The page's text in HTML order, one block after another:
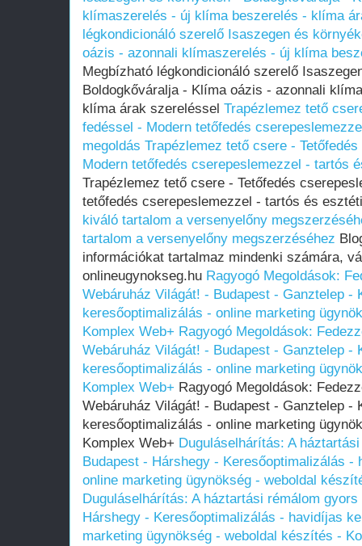
klímaszerelés - új klíma beszerelés - klíma
légkondicionáló szerelő Isaszegen és
oázis - azonnali klímaszerelés - új klíma
Megbízható légkondicionáló szerelő
Boldogkőváralja - Klíma oázis - azonnali
klíma árak szereléssel Trapézlemez tető
fedéssel - Modern tetőfedés
megoldás Trapézlemez tető csere -
Modern tetőfedés cserepeslemezzel - tartós
Trapézlemez tető csere - Tetőfedés
tetőfedés cserepeslemezzel - tartós és
kiváló tartalom a versenyelőny
tartalom a versenyelőny megszerzéséhez
információkat tartalmaz mindenki számára,
onlineugynokseg.hu Ragyogó Megoldások:
Webáruház Világát! - Budapest - Ganztelep -
keresőoptimalizálás - online marketing
Komplex Web+ Ragyogó Megoldások:
Webáruház Világát! - Budapest - Ganztelep -
keresőoptimalizálás - online marketing
Komplex Web+ Ragyogó Megoldások:
Webáruház Világát! - Budapest - Ganztelep -
keresőoptimalizálás - online marketing
Komplex Web+ Duguláselhárítás: A
Budapest - Hárshegy - Keresőoptimalizálás
online marketing ügynökség - weboldal
Duguláselhárítás: A háztartási rémálom
Hárshegy - Keresőoptimalizálás - havidíjas
marketing ügynökség - weboldal készítés -